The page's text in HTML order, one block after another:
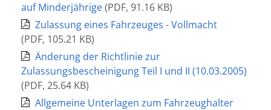
auf Minderjährige(PDF, 91.16 KB)
Zulassung eines Fahrzeuges - Vollmacht
(PDF, 105.21 KB)
Änderung der Richtlinie zur
Zulassungsbescheinigung Teil I und II (10.03.2005)
(PDF, 25.64 KB)
Allgemeine Unterlagen zum Fahrzeughalter